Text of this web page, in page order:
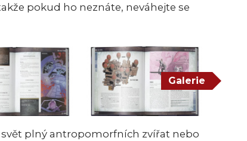
pokud ho neznáte, neváhejte se
Galerie
plný antropomorfních zvířat nebo